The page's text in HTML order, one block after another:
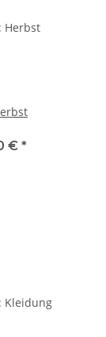
€ *